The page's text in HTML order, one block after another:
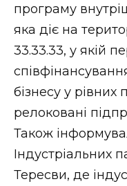
програму
яка діє на
33.33.33, у якій
бізнесу у рівних
релоковані
Також
Індустріальних
Тересви, де